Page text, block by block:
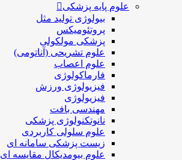
علوم پایه پزشکی
بیولوژی تولید مثل
پروتئومیکس
پزشکی مولکولی
علوم تشریحی (آناتومی)
علوم اعصاب
فارماکولوژی
فیزیولوژی ورزش
فیزیولوژی
مهندسی بافت
نانوتکنولوژی پزشکی
علوم سلولی کاربردی
زیست پزشکی سامانه ای
علوم بیومدیکال مقایسه ای